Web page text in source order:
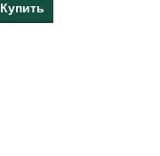
Купить